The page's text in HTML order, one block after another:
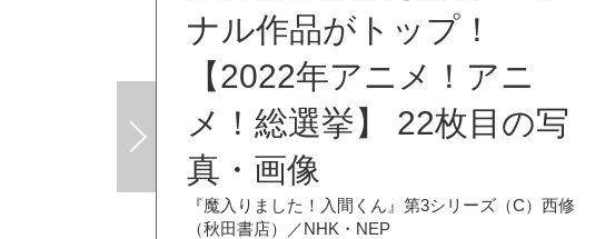
ナル作品がトップ！
【2022年アニメ！アニ
メ！総選挙】 22枚目の写
真・画像
『魔入りました！入間くん』第3シリーズ（C）西修
（秋田書店）／NHK・NEP